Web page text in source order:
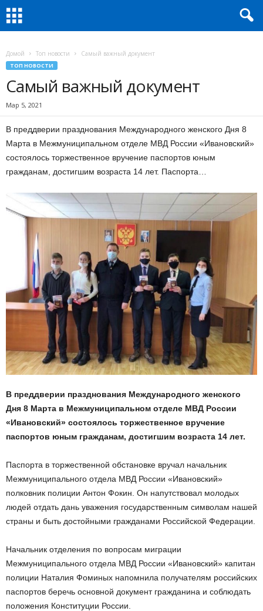
Домой Топ новости Самый важный документ
ТОП НОВОСТИ
Самый важный документ
Мар 5, 2021
В преддверии празднования Международного женского Дня 8
Марта в Межмуниципальном отделе МВД России «Ивановский»
состоялось торжественное вручение паспортов юным
гражданам, достигшим возраста 14 лет. Паспорта…
В преддверии празднования Международного женского
Дня 8 Марта в Межмуниципальном отделе МВД России
«Ивановский» состоялось торжественное вручение
паспортов юным гражданам, достигшим возраста 14 лет.
Паспорта в торжественной обстановке вручал начальник
Межмуниципального отдела МВД России «Ивановский»
полковник полиции Антон Фокин. Он напутствовал молодых
людей отдать дань уважения государственным символам нашей
страны и быть достойными гражданами Российской Федерации.
Начальник отделения по вопросам миграции
Межмуниципального отдела МВД России «Ивановский» капитан
полиции Наталия Фоминых напомнила получателям российских
паспортов беречь основной документ гражданина и соблюдать
положения Конституции России.